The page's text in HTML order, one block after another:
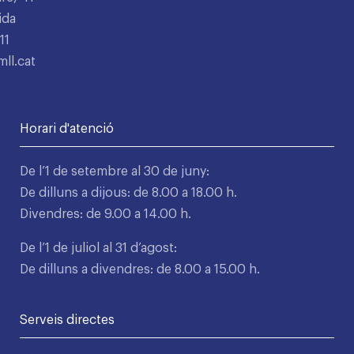
Horari d'atenció
De l’1 de setembre al 30 de juny:
De dilluns a dijous: de 8.00 a 18.00 h.
Divendres: de 9.00 a 14.00 h.
De l’1 de juliol al 31 d’agost:
De dilluns a divendres: de 8.00 a 15.00 h.
Serveis directes